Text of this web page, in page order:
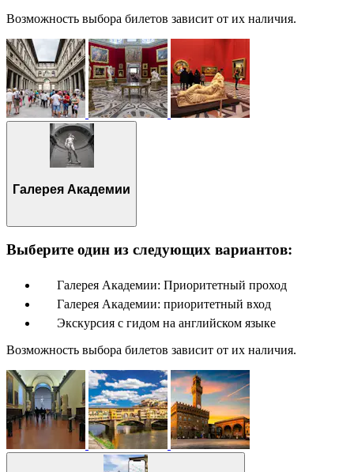
Возможность выбора билетов зависит от их наличия.
Галерея Академии
Выберите один из следующих вариантов:
Галерея Академии: Приоритетный проход
Галерея Академии: приоритетный вход
Экскурсия с гидом на английском языке
Возможность выбора билетов зависит от их наличия.